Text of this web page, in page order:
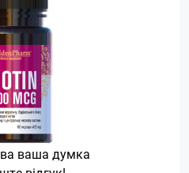
ваша думка